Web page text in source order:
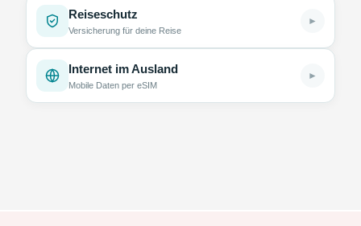
Reiseschutz
Versicherung für deine Reise
►
Internet im Ausland
Mobile Daten per eSIM
►